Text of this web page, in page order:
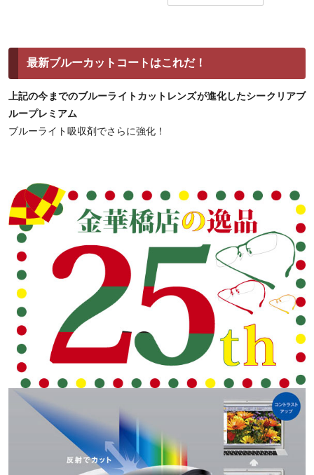
最新ブルーカットコートはこれだ！
上記の今までのブルーライトカットレンズが進化したシークリアブ
ループレミアム
ブルーライト吸収剤でさらに強化！